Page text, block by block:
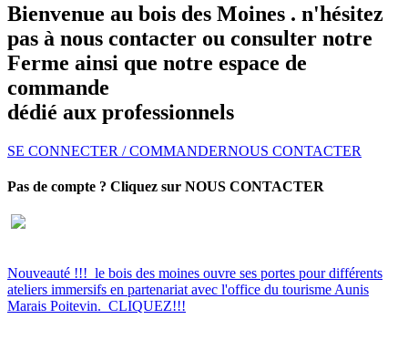
Bienvenue au bois des Moines . n'hésitez
pas à nous contacter ou consulter notre
Ferme ainsi que notre espace de
commande
dédié aux professionnels
SE CONNECTER / COMMANDERNOUS CONTACTER
Pas de compte ? Cliquez sur NOUS CONTACTER
Nouveauté !!! le bois des moines ouvre ses portes pour différents
ateliers immersifs en partenariat avec l'office du tourisme Aunis
Marais Poitevin. CLIQUEZ!!!